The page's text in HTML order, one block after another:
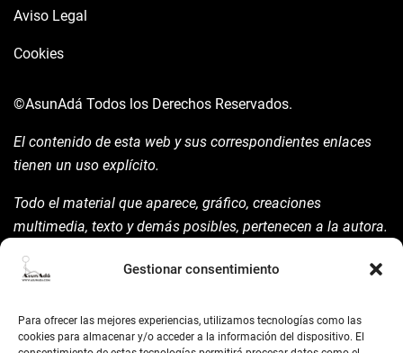
Gestionar consentimiento
Para ofrecer las mejores experiencias, utilizamos tecnologías como las
cookies para almacenar y/o acceder a la información del dispositivo. El
Aviso Legal
Cookies
©AsunAdá Todos los Derechos Reservados.
El contenido de esta web y sus correspondientes enlaces
tienen un uso explícito.
Todo el material que aparece, gráfico, creaciones
multimedia, texto y demás posibles, pertenecen a la autora.
la mism para ello.
Siempre habrá de nombrarla y reconocer pues su autoría
©AsunAdá ​Gracias.